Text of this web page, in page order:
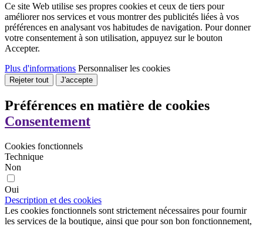
Ce site Web utilise ses propres cookies et ceux de tiers pour
améliorer nos services et vous montrer des publicités liées à vos
préférences en analysant vos habitudes de navigation. Pour donner
votre consentement à son utilisation, appuyez sur le bouton
Accepter.
Plus d'informations Personnaliser les cookies
Rejeter tout J'accepte
Préférences en matière de cookies
Consentement
Cookies fonctionnels
Technique
Non
Oui
Description et des cookies
Les cookies fonctionnels sont strictement nécessaires pour fournir
les services de la boutique, ainsi que pour son bon fonctionnement,